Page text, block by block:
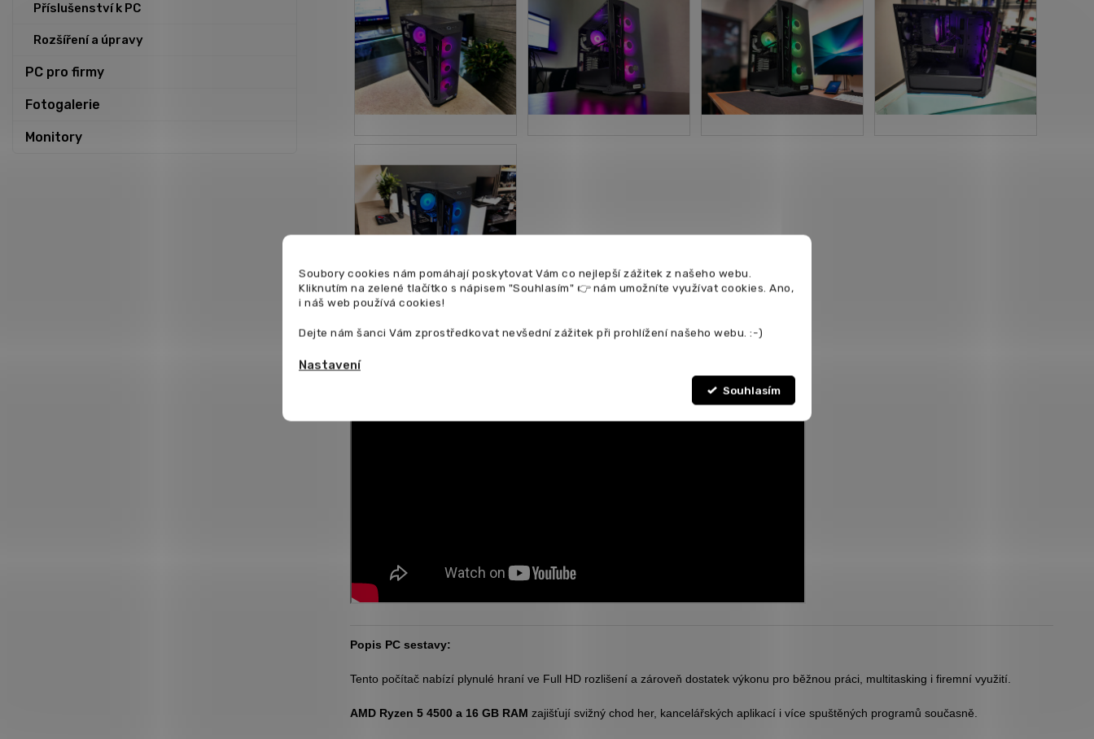
Soubory cookies nám pomáhají poskytovat Vám co nejlepší zážitek z našeho webu.
Kliknutím na zelené tlačítko s nápisem "Souhlasím" 👉 nám umožníte využívat cookies. Ano,
i náš web používá cookies!
Dejte nám šanci Vám zprostředkovat nevšední zážitek při prohlížení našeho webu. :-)
Nastavení
Souhlasím
Příslušenství k PC
Rozšíření a úpravy
PC pro firmy
Fotogalerie
Monitory
Popis PC sestavy:
Tento počítač nabízí plynulé hraní ve Full HD rozlišení a zároveň dostatek výkonu pro běžnou práci, multitasking i firemní využití.
AMD Ryzen 5 4500 a 16 GB RAM zajišťují svižný chod her, kancelářských aplikací i více spuštěných programů současně.